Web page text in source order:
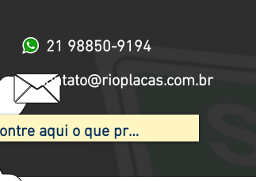
21 98850-9194
contato@rioplacas.com.br